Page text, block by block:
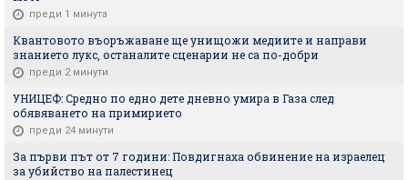
преди 1 минута
Квантовото въоръжаване ще унищожи медиите и направи
знанието лукс, останалите сценарии не са по-добри
преди 2 минути
УНИЦЕФ: Средно по едно дете дневно умира в Газа след
обявяването на примирието
преди 24 минути
За първи път от 7 години: Повдигнаха обвинение на израелец
за убийство на палестинец